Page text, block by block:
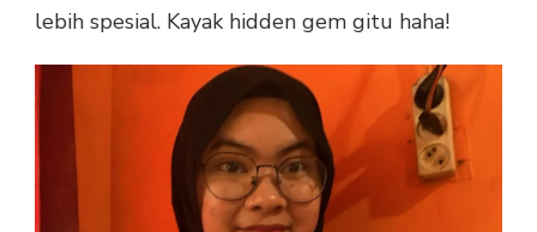
lebih spesial. Kayak hidden gem gitu haha!